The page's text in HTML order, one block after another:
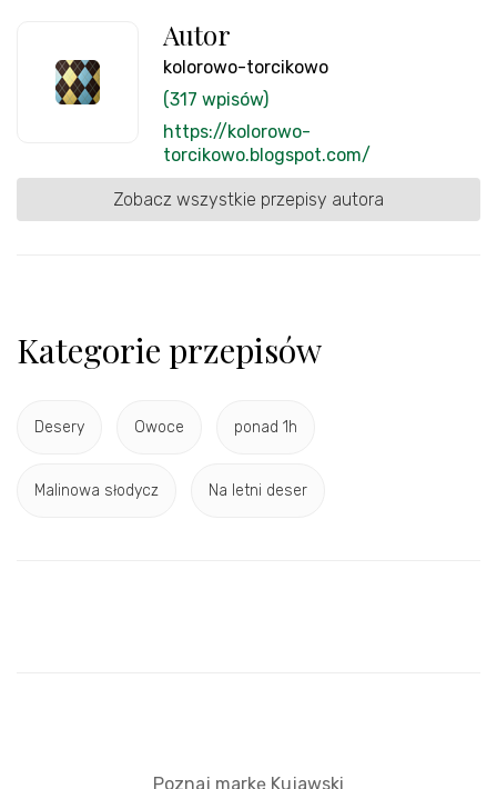
Autor
kolorowo-torcikowo
(317 wpisów)
https://kolorowo-
torcikowo.blogspot.com/
Zobacz wszystkie przepisy autora
Kategorie przepisów
Desery Owoce ponad 1h
Malinowa słodycz Na letni deser
Poznaj markę Kujawski